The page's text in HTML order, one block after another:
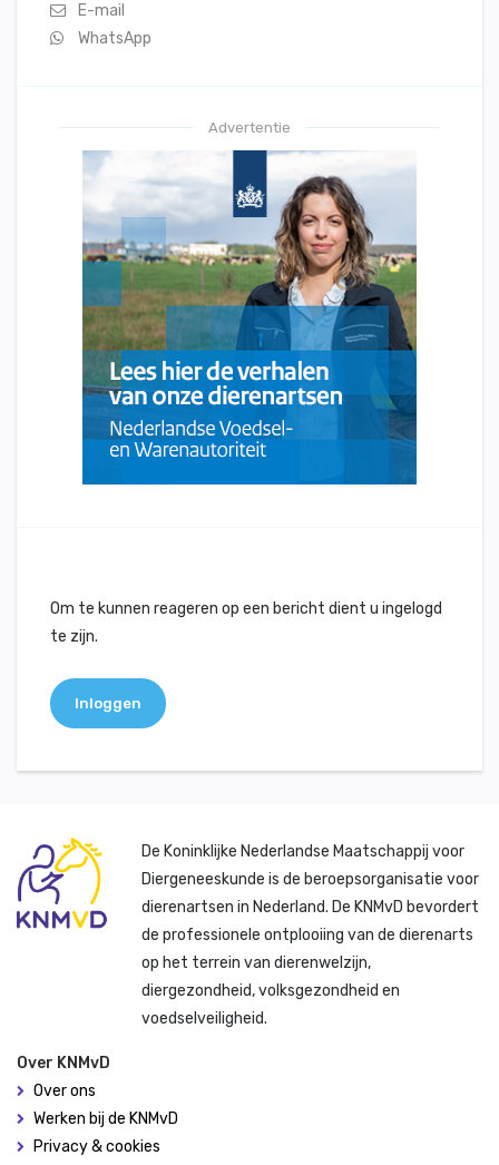
E-mail
WhatsApp
Advertentie
Om te kunnen reageren op een bericht dient u ingelogd
te zijn.
Inloggen
De Koninklijke Nederlandse Maatschappij voor
Diergeneeskunde is de beroepsorganisatie voor
dierenartsen in Nederland. De KNMvD bevordert
de professionele ontplooiing van de dierenarts
op het terrein van dierenwelzijn,
diergezondheid, volksgezondheid en
voedselveiligheid.
Over KNMvD
Over ons
Werken bij de KNMvD
Privacy & cookies